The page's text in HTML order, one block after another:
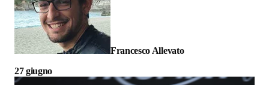
Francesco Allevato
27 giugno